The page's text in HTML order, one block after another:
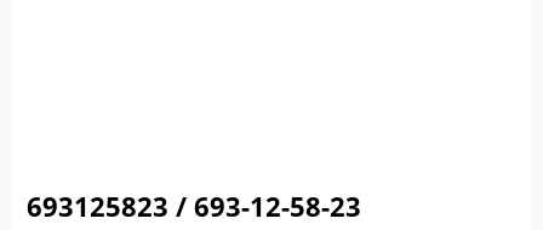
693125823 / 693-12-58-23